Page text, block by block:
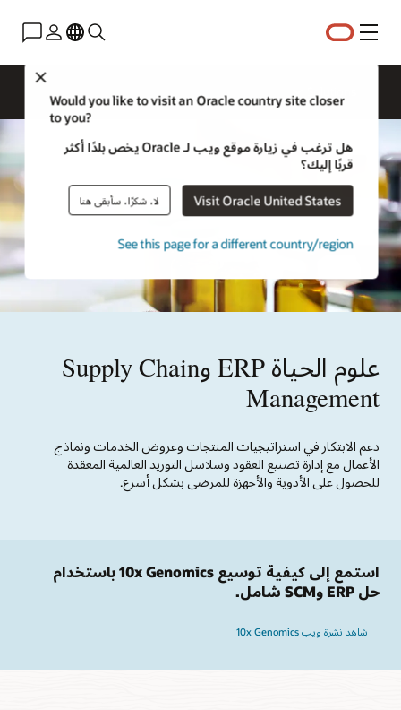
القائمة
Would you like to visit an Oracle country site closer
to you?
هل ترغب في زيارة موقع ويب لـ Oracle يخص بلدًا أكثر
قربًا إليك؟
Visit Oracle United States لا، شكرًا، سأبقى هنا
See this page for a different country/region
علوم الحياة ERP وSupply Chain
Management
دعم الابتكار في استراتيجيات المنتجات وعروض الخدمات ونماذج
الأعمال مع إدارة تصنيع العقود وسلاسل التوريد العالمية المعقدة
للحصول على الأدوية والأجهزة للمرضى بشكل أسرع.
استمع إلى كيفية توسيع 10x Genomics باستخدام
حل ERP وSCM شامل.
شاهد نشرة ويب 10x Genomics